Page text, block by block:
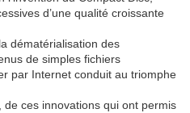
d’une qualité croissante
dématérialisation des
de simples fichiers
par Internet conduit au triomphe
ces innovations qui ont permis